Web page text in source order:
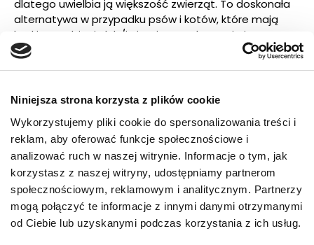
Niniejsza strona korzysta z plików cookie
Wykorzystujemy pliki cookie do spersonalizowania treści i
reklam, aby oferować funkcje społecznościowe i
analizować ruch w naszej witrynie. Informacje o tym, jak
korzystasz z naszej witryny, udostępniamy partnerom
społecznościowym, reklamowym i analitycznym. Partnerzy
mogą połączyć te informacje z innymi danymi otrzymanymi
od Ciebie lub uzyskanymi podczas korzystania z ich usług.
dlatego uwielbia ją większość zwierząt. To doskonała
alternatywa w przypadku psów i kotów, które mają
braki w uzębieniu lub/i cierpią na schorzenia jamy
ustnej uniemożliwiające gryzienie karmy suchej.
wilgotność karma mokra sprawdzi się w przypadku
zwierząt cechujących się dużym apetytem, mających
skłonność do nadwagi i problemów z układem
moczowym.
Karmy mokre dla psów
SPECIFIC™ dostępne są w formie pasztetów
podzielonych na tacki. Otwartą karmę możesz
przechowywać w lodówce przez 3 dni.
Kilka cennych wskazówek